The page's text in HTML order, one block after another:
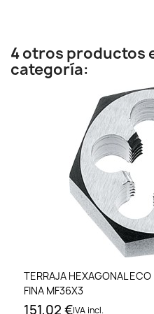
4 otros productos
categoría:
TERRAJA HEXAGONAL
FINA MF36X3
151,02 €IVA incl.